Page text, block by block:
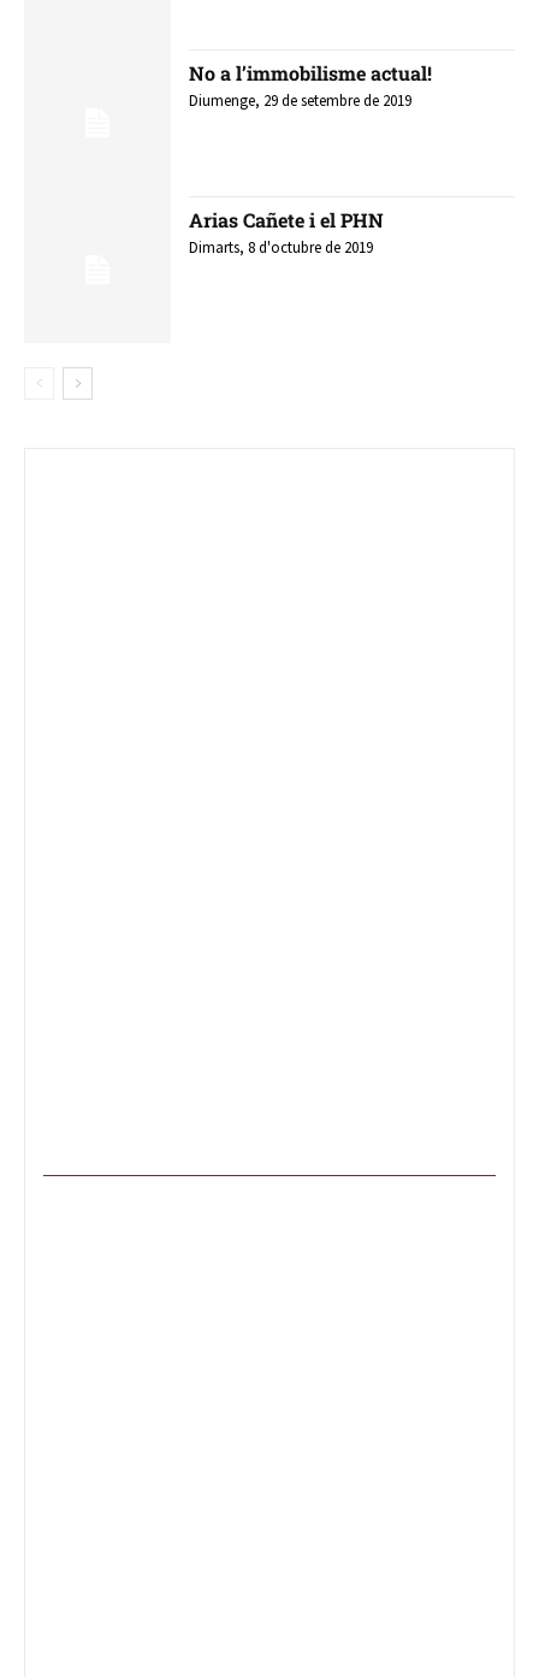
No a l’immobilisme actual!
Diumenge, 29 de setembre de 2019
Arias Cañete i el PHN
Dimarts, 8 d'octubre de 2019